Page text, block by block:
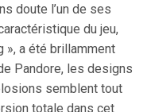
doute l’un de ses
du jeu,
», a été brillamment
Pandore, les designs
semblent tout
totale dans cet